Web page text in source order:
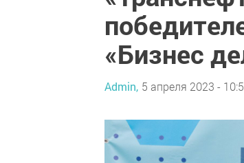
«Бизнес
Admin, 5 апреля 2023 -